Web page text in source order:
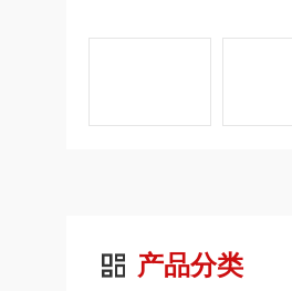
产品分类